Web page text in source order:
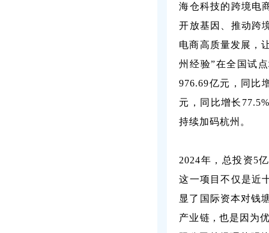
海仓科技的跨境电
开放基因、推动跨
电商高质量发展，
州经验”在全国试
976.69亿元，同比
元，同比增长
持续加码杭州。
2024年，总投资5
这一项目不仅是近
显了国际资本对钱
产业链 , 也是因为